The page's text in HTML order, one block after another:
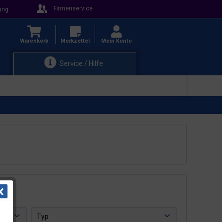
Firmenservice
Service / Hilfe
Warenkorb Merkzettel Mein Konto
Typ